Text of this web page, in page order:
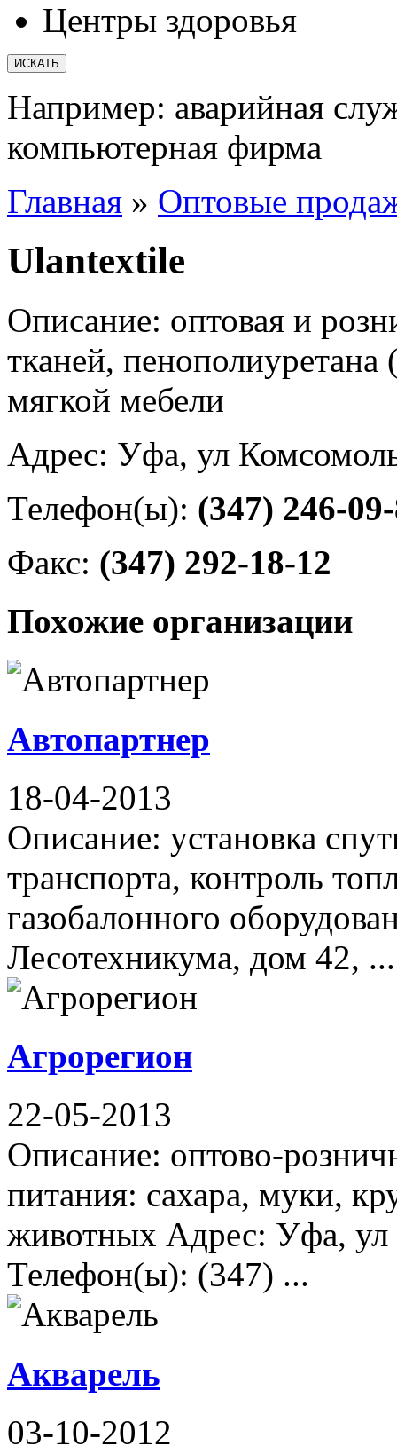
Центры здоровья
Например: аварийная
компьютерная фирма
Главная » Оптовые
Ulantextile
Описание: оптовая и
тканей,
мягкой мебели
Адрес: Уфа, ул
Телефон(ы): (347) 246-
Факс: (347) 292-18-12
Похожие организации
Автопартнер
18-04-2013
Описание: установка
транспорта, контроль
газобалонного
Лесотехникума, дом 42, ...
Агрорегион
22-05-2013
Описание: оптово-
питания: сахара, муки,
животных Адрес: Уфа, ул
Телефон(ы): (347) ...
Акварель
03-10-2012